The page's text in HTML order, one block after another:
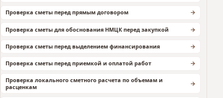
Проверка сметы перед прямым договором
Проверка сметы для обоснования НМЦК перед закупкой
Проверка сметы перед выделением финансирования
Проверка сметы перед приемкой и оплатой работ
Проверка локального сметного расчета по объемам и
расценкам